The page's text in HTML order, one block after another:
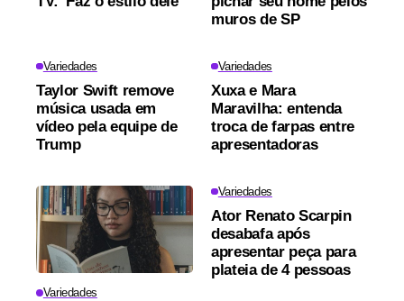
muros de SP
Variedades
Taylor Swift remove
música usada em
vídeo pela equipe de
Trump
Variedades
Xuxa e Mara
Maravilha: entenda
troca de farpas entre
apresentadoras
Variedades
Variedades
Ator Renato Scarpin
desabafa após
apresentar peça para
plateia de 4 pessoas